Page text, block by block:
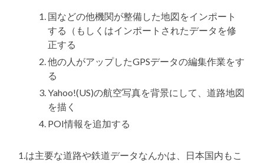
国などの他機関が整備した地図をインポート
する（もしくはインポートされたデータを修
正する
他の人がアップしたGPSデータの編集作業をす
る
Yahoo!(US)の航空写真を背景にして、道路地図
を描く
POI情報を追加する
1.は主要な道路や鉄道データなんかは、日本国内もこ